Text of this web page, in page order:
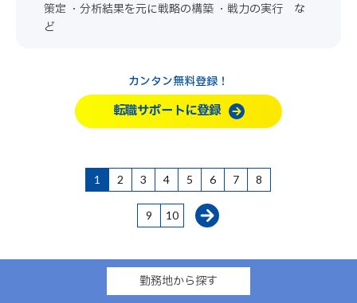
策定 ・分析結果を元に戦略の構築 ・戦力の実行 な
ど
カンタン無料登録！
転職サポートに登録
1 2 3 4 5 6 7 8
9 10
勤務地から探す